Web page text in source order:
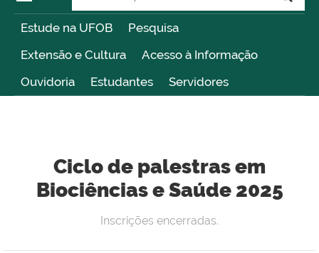
Estude na UFOB
Pesquisa
Extensão e Cultura
Acesso à Informação
Ouvidoria
Estudantes Servidores
Ciclo de palestras em
Biociências e Saúde 2025
Inscrições encerradas.